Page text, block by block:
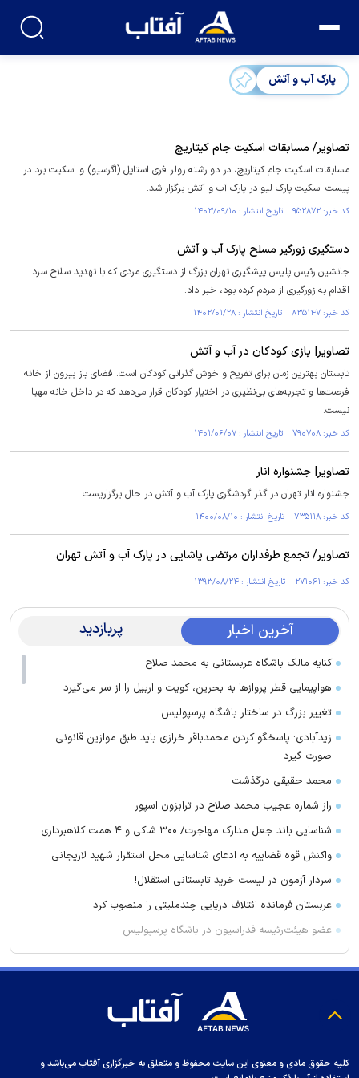
پارک آب و آتش
تصاویر/ مسابقات اسکیت جام کیتاریچ
مسابقات اسکیت جام کیتاریچ، در دو رشته رولر فری استایل (اگرسیو) و اسکیت برد در
پیست اسکیت پارک لیو در پارک آب و آتش برگزار شد.
کد خبر: ۹۵۲۸۷۲ تاریخ انتشار : ۱۴۰۳/۰۹/۱۰
دستگیری زورگیر مسلح پارک آب و آتش
جانشین رئیس پلیس پیشگیری تهران بزرگ از دستگیری مردی که با تهدید سلاح سرد
اقدام به زورگیری از مردم کرده بود، خبر داد.
کد خبر: ۸۳۵۱۴۷ تاریخ انتشار : ۱۴۰۲/۰۱/۲۸
تصاویر| بازی کودکان در آب و آتش
تابستان بهترین زمان برای تفریح و خوش گذرانی کودکان است. فضای باز بیرون از خانه
فرصت‌ها و تجربه‌های بی‌نظیری در اختیار کودکان قرار می‌دهد که در داخل خانه مهیا
نیست.
کد خبر: ۷۹۰۷۰۸ تاریخ انتشار : ۱۴۰۱/۰۶/۰۷
تصاویر| جشنواره انار
جشنواره انار تهران در گذر گردشگری پارک آب و آتش در حال برگزاریست.
کد خبر: ۷۳۵۱۱۸ تاریخ انتشار : ۱۴۰۰/۰۸/۱۰
تصاویر/ تجمع طرفداران مرتضی پاشایی در پارک آب و آتش تهران
کد خبر: ۲۷۱۰۶۱ تاریخ انتشار : ۱۳۹۳/۰۸/۲۴
آخرین اخبار پربازدید
کنایه مالک باشگاه عربستانی به محمد صلاح
هواپیمایی قطر پرواز‌ها به بحرین، کویت و اربیل را از سر می‌گیرد
تغییر بزرگ در ساختار باشگاه پرسپولیس
زیدآبادی: پاسخگو کردن محمدباقر خرازی باید طبق موازین قانونی
صورت گیرد
محمد حقیقی درگذشت
راز شماره عجیب محمد صلاح در ترابزون اسپور
شناسایی باند جعل مدارک مهاجرت/ ۳۰۰ شاکی و ۴ همت کلاهبرداری
واکنش قوه قضاییه به ادعای شناسایی محل استقرار شهید لاریجانی
سردار آزمون در لیست خرید تابستانی استقلال!
عربستان فرمانده ائتلاف دریایی چندملیتی را منصوب کرد
عضو هیئت‌رئیسه فدراسیون در باشگاه پرسپولیس
پاکسازی بدن و حفظ سلامت گوارش با این میوه‌ها
چرا مردم به فال، طالع‌بینی، آسترولوژی و پیشگویی علاقه دارند؟
پرسپولیس برای تارتار کاری کرد که کسی جرأتش را نداشت
مذاکره استقلال برای میزبانی در فولاد آرنا
کلیه حقوق مادی و معنوی این سایت محفوظ و متعلق به خبرگزاری آفتاب می‌باشد و